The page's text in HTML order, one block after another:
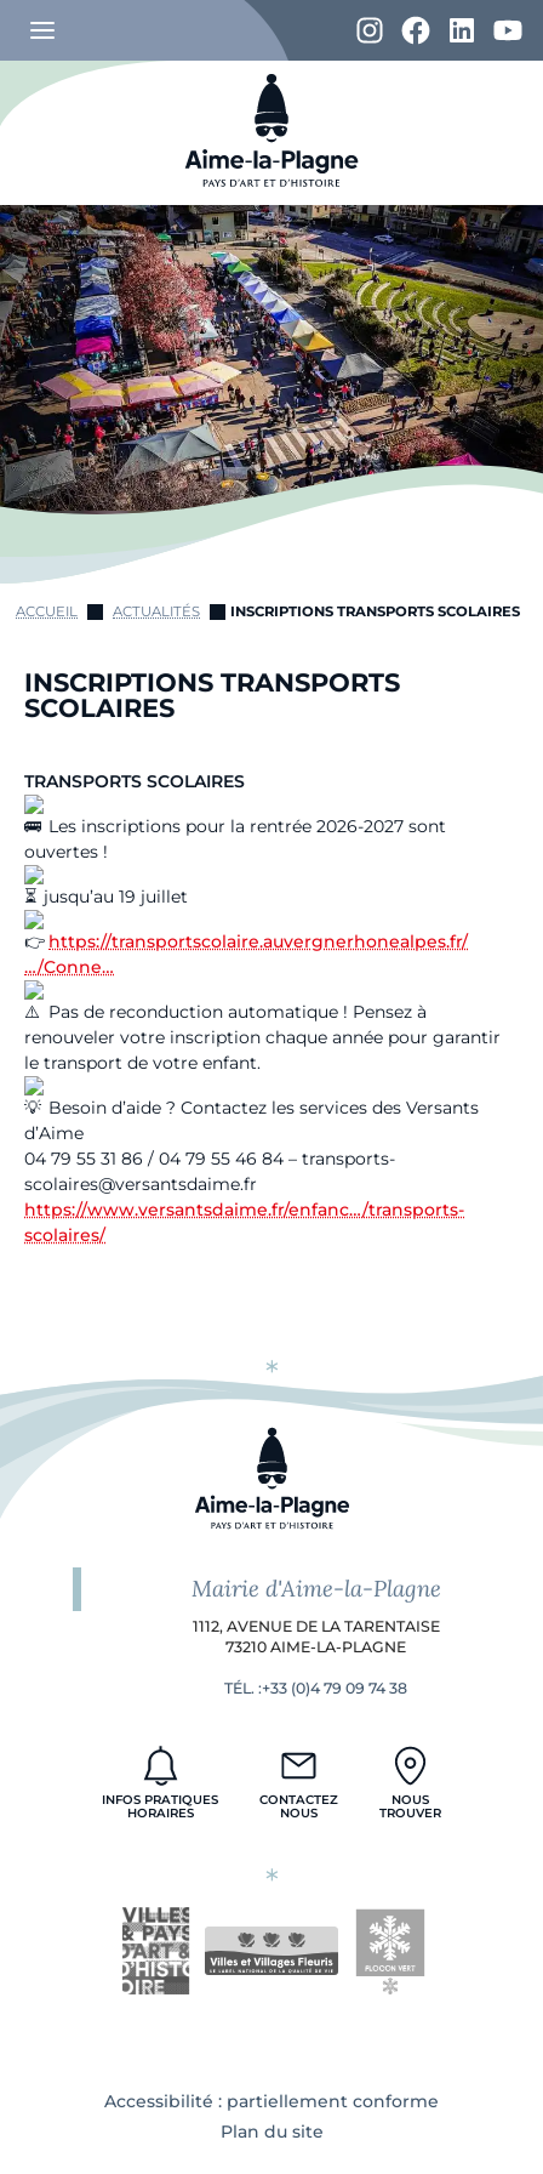
ACCUEIL ACTUALITÉS INSCRIPTIONS TRANSPORTS SCOLAIRES
INSCRIPTIONS TRANSPORTS
SCOLAIRES
TRANSPORTS SCOLAIRES
Les inscriptions pour la rentrée 2026-2027 sont
ouvertes !
jusqu’au 19 juillet
https://transportscolaire.auvergnerhonealpes.fr/
…/Conne…
Pas de reconduction automatique ! Pensez à
renouveler votre inscription chaque année pour garantir
le transport de votre enfant.
Besoin d’aide ? Contactez les services des Versants
d’Aime
04 79 55 31 86 / 04 79 55 46 84 – transports-
scolaires@versantsdaime.fr
https://www.versantsdaime.fr/enfanc…/transports-
scolaires/
Mairie d'Aime-la-Plagne
1112, AVENUE DE LA TARENTAISE
73210 AIME-LA-PLAGNE
TÉL. :+33 (0)4 79 09 74 38
INFOS PRATIQUES
HORAIRES
CONTACTEZ
NOUS
NOUS
TROUVER
Accessibilité : partiellement conforme
Plan du site